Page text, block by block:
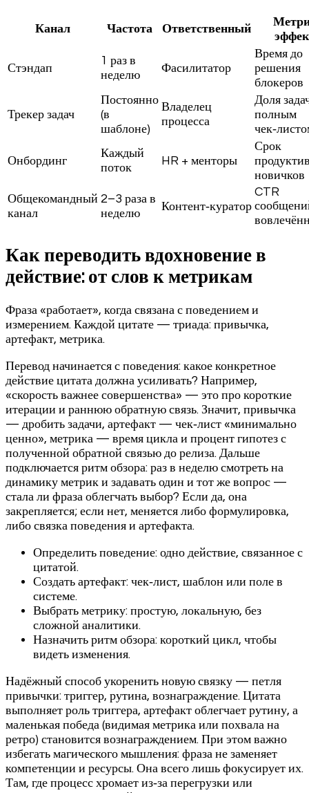
Канал Частота Ответственный
Стэндап
1 раз в
неделю
Фасилитатор
Время до
решения
блокеров
Трекер задач
Постоянно
(в
шаблоне)
Владелец
процесса
Доля
полным
Онбординг
Каждый
поток
HR + менторы
Срок
новичков
Общекомандный
канал
2–3 раза в
неделю
Контент‑куратор
CTR
Как переводить вдохновение в
действие: от слов к метрикам
Фраза «работает», когда связана с поведением и
измерением. Каждой цитате — триада: привычка,
артефакт, метрика.
Перевод начинается с поведения: какое конкретное
действие цитата должна усиливать? Например,
«скорость важнее совершенства» — это про короткие
итерации и раннюю обратную связь. Значит, привычка
— дробить задачи, артефакт — чек‑лист «минимально
ценно», метрика — время цикла и процент гипотез с
полученной обратной связью до релиза. Дальше
подключается ритм обзора: раз в неделю смотреть на
динамику метрик и задавать один и тот же вопрос —
стала ли фраза облегчать выбор? Если да, она
закрепляется; если нет, меняется либо формулировка,
либо связка поведения и артефакта.
Определить поведение: одно действие, связанное с
цитатой.
Создать артефакт: чек‑лист, шаблон или поле в
системе.
Выбрать метрику: простую, локальную, без
сложной аналитики.
Назначить ритм обзора: короткий цикл, чтобы
видеть изменения.
Надёжный способ укоренить новую связку — петля
привычки: триггер, рутина, вознаграждение. Цитата
выполняет роль триггера, артефакт облегчает рутину, а
маленькая победа (видимая метрика или похвала на
ретро) становится вознаграждением. При этом важно
избегать магического мышления: фраза не заменяет
компетенции и ресурсы. Она всего лишь фокусирует их.
Там, где процесс хромает из‑за перегрузки или